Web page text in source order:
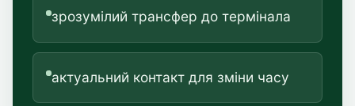
зрозумілий трансфер до термінала
актуальний контакт для зміни часу